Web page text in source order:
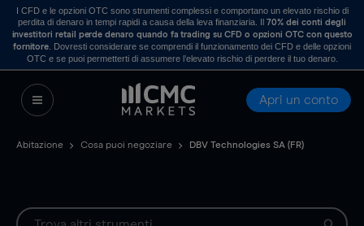
I CFD e le opzioni OTC sono strumenti complessi e comportano un elevato rischio di
perdita di denaro in tempi rapidi a causa della leva finanziaria. Il70% dei conti degli
investitori retail perde denaro quando fa trading su CFD o opzioni OTC con questo
fornitore . Dovresti considerare se comprendi il funzionamento dei CFD e delle opzioni
OTC e se puoi permetterti di assumere l’elevato rischio di perdere il tuo denaro.
Apri un conto
Abitazione Cosa puoi negoziare DBV Technologies SA (FR)